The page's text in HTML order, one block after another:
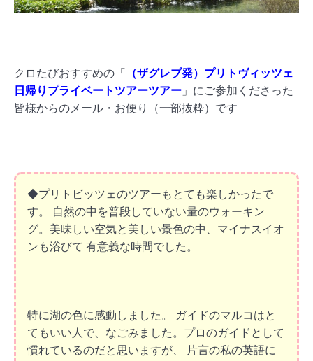
クロたびおすすめの「
（ザグレブ発）プリトヴィッツェ
日帰りプライベートツアーツアー 」にご参加くださった
皆様からのメール・お便り（一部抜粋）です
◆プリトビッツェのツアーもとても楽しかったで
す。 自然の中を普段していない量のウォーキン
グ。美味しい空気と美しい景色の中、マイナスイオ
ンも浴びて 有意義な時間でした。
特に湖の色に感動しました。 ガイドのマルコはと
てもいい人で、なごみました。プロのガイドとして
慣れているのだと思いますが、 片言の私の英語に